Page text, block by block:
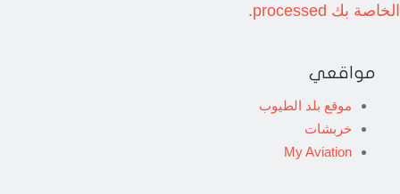
الخاصة بك processed
.
مواقعي
موقع بلد الطيوب
خربشات
My Aviation